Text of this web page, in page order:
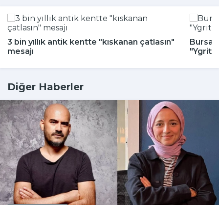
3 bin yıllık antik kentte "kıskanan çatlasın"
mesajı
Bursa
Diğer Haberler